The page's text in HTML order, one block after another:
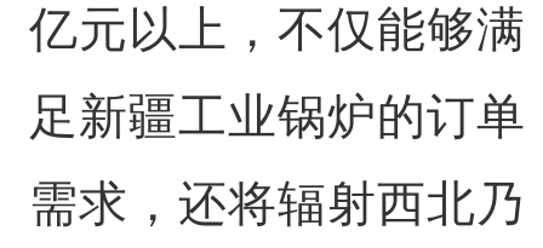
亿元以上，不仅能够满
足新疆工业锅炉的订单
需求，还将辐射西北乃